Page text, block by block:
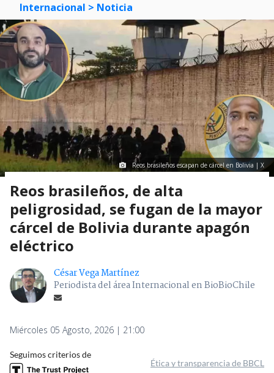
Internacional > Noticia
Reos brasileños escapan de cárcel en Bolivia | X
Reos brasileños, de alta
peligrosidad, se fugan de la mayor
cárcel de Bolivia durante apagón
eléctrico
César Vega Martínez
Periodista del área Internacional en BioBioChile
Miércoles 05 Agosto, 2026 | 21:00
Seguimos criterios de
Ética y transparencia de BBCL